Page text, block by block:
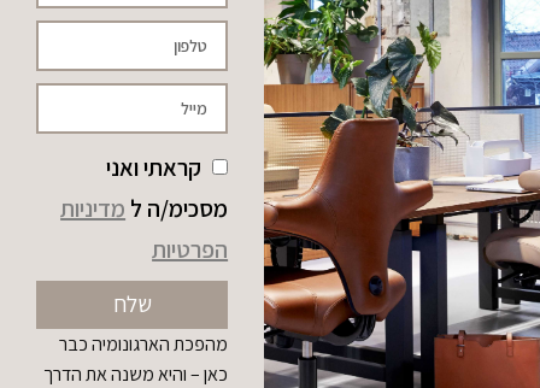
קראתי ואני
מסכימ/ה ל מדיניות
הפרטיות
שלח
מהפכת הארגונומיה כבר
כאן – והיא משנה את הדרך